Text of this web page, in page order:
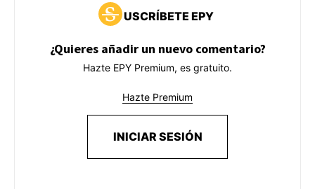
USCRÍBETE EPY
¿Quieres añadir un nuevo comentario?
Hazte EPY Premium, es gratuito.
Hazte Premium
INICIAR SESIÓN